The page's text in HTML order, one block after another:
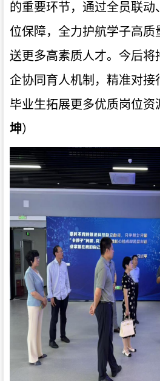
的重要环节，通过全员联动
位保障，全力护航学子高质
送更多高素质人才。今后将
企协同育人机制，精准对接
毕业生拓展更多优质岗位资
坤）